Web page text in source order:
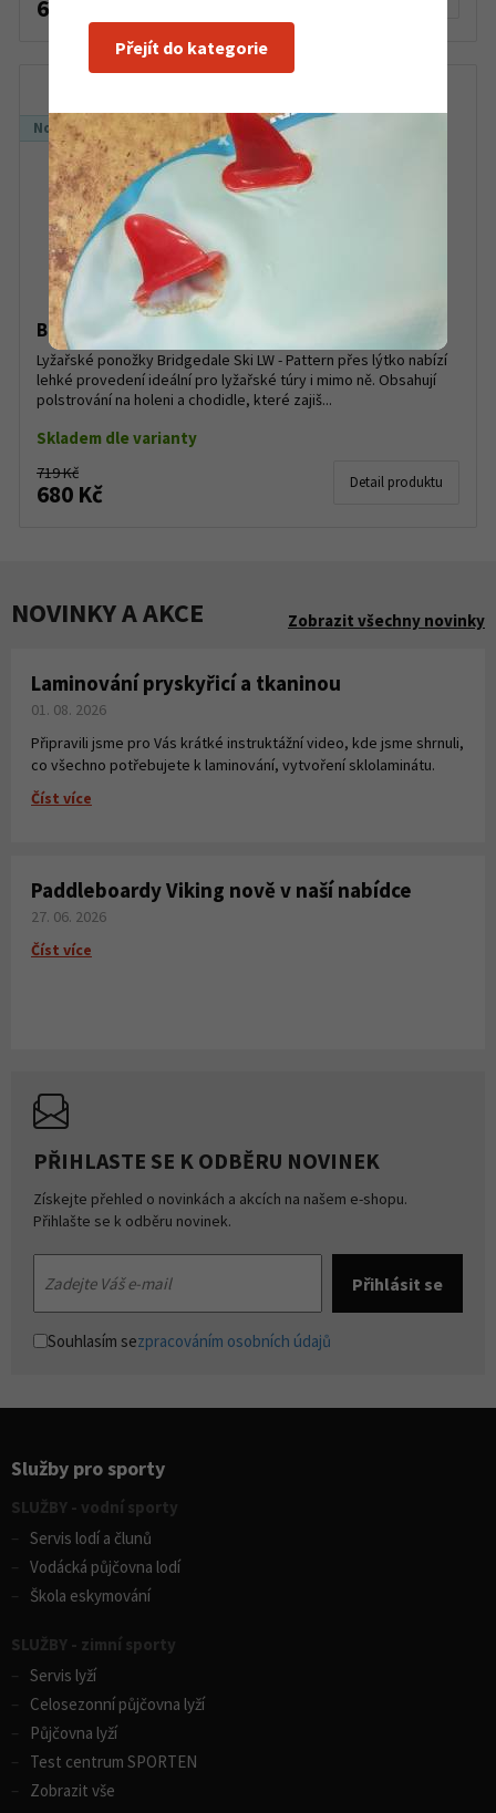
620 Kč
Novinka
Bridgedale Ski Lightweight Navy
Lyžařské ponožky Bridgedale Ski LW - Pattern přes lýtko nabízí
lehké provedení ideální pro lyžařské túry i mimo ně. Obsahují
polstrování na holeni a chodidle, které zajiš...
Skladem dle varianty
719 Kč
680 Kč Detail produktu
NOVINKY A AKCE Zobrazit všechny novinky
Laminování pryskyřicí a tkaninou
01. 08. 2026
Připravili jsme pro Vás krátké instruktážní video, kde jsme shrnuli,
co všechno potřebujete k laminování, vytvoření sklolaminátu.
Číst více
Paddleboardy Viking nově v naší nabídce
27. 06. 2026
Číst více
PŘIHLASTE SE K ODBĚRU NOVINEK
Získejte přehled o novinkách a akcích na našem e-shopu.
Přihlašte se k odběru novinek.
Souhlasím sezpracováním osobních údajů
Služby pro sporty
SLUŽBY - vodní sporty
Servis lodí a člunů
Vodácká půjčovna lodí
Škola eskymování
SLUŽBY - zimní sporty
Servis lyží
Celosezonní půjčovna lyží
Půjčovna lyží
Test centrum SPORTEN
Zobrazit vše
Přejít do kategorie